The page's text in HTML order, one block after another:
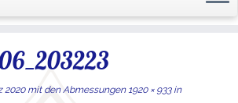
2020mit den Abmessungen1920 × 933in